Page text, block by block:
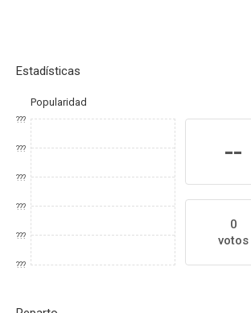
Estadísticas
Popularidad
???
???
???
???
???
???
--
0
votos